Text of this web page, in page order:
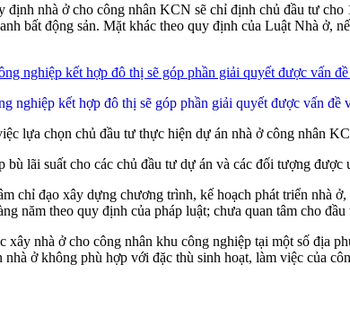
nhà ở cho công nhân KCN sẽ chỉ định chủ đầu tư
bất động sản. Mặt khác theo quy định của Luật Nhà
nghiệp kết hợp đô thị sẽ góp phần giải quyết được vấn
lựa chọn chủ đầu tư thực hiện dự án nhà ở công nhân
bù lãi suất cho các chủ đầu tư dự án và các đối tượng
chỉ đạo xây dựng chương trình, kế hoạch phát triển nhà
năm theo quy định của pháp luật; chưa quan tâm cho
xây nhà ở cho công nhân khu công nghiệp tại một số địa
nhà ở không phù hợp với đặc thù sinh hoạt, làm việc của